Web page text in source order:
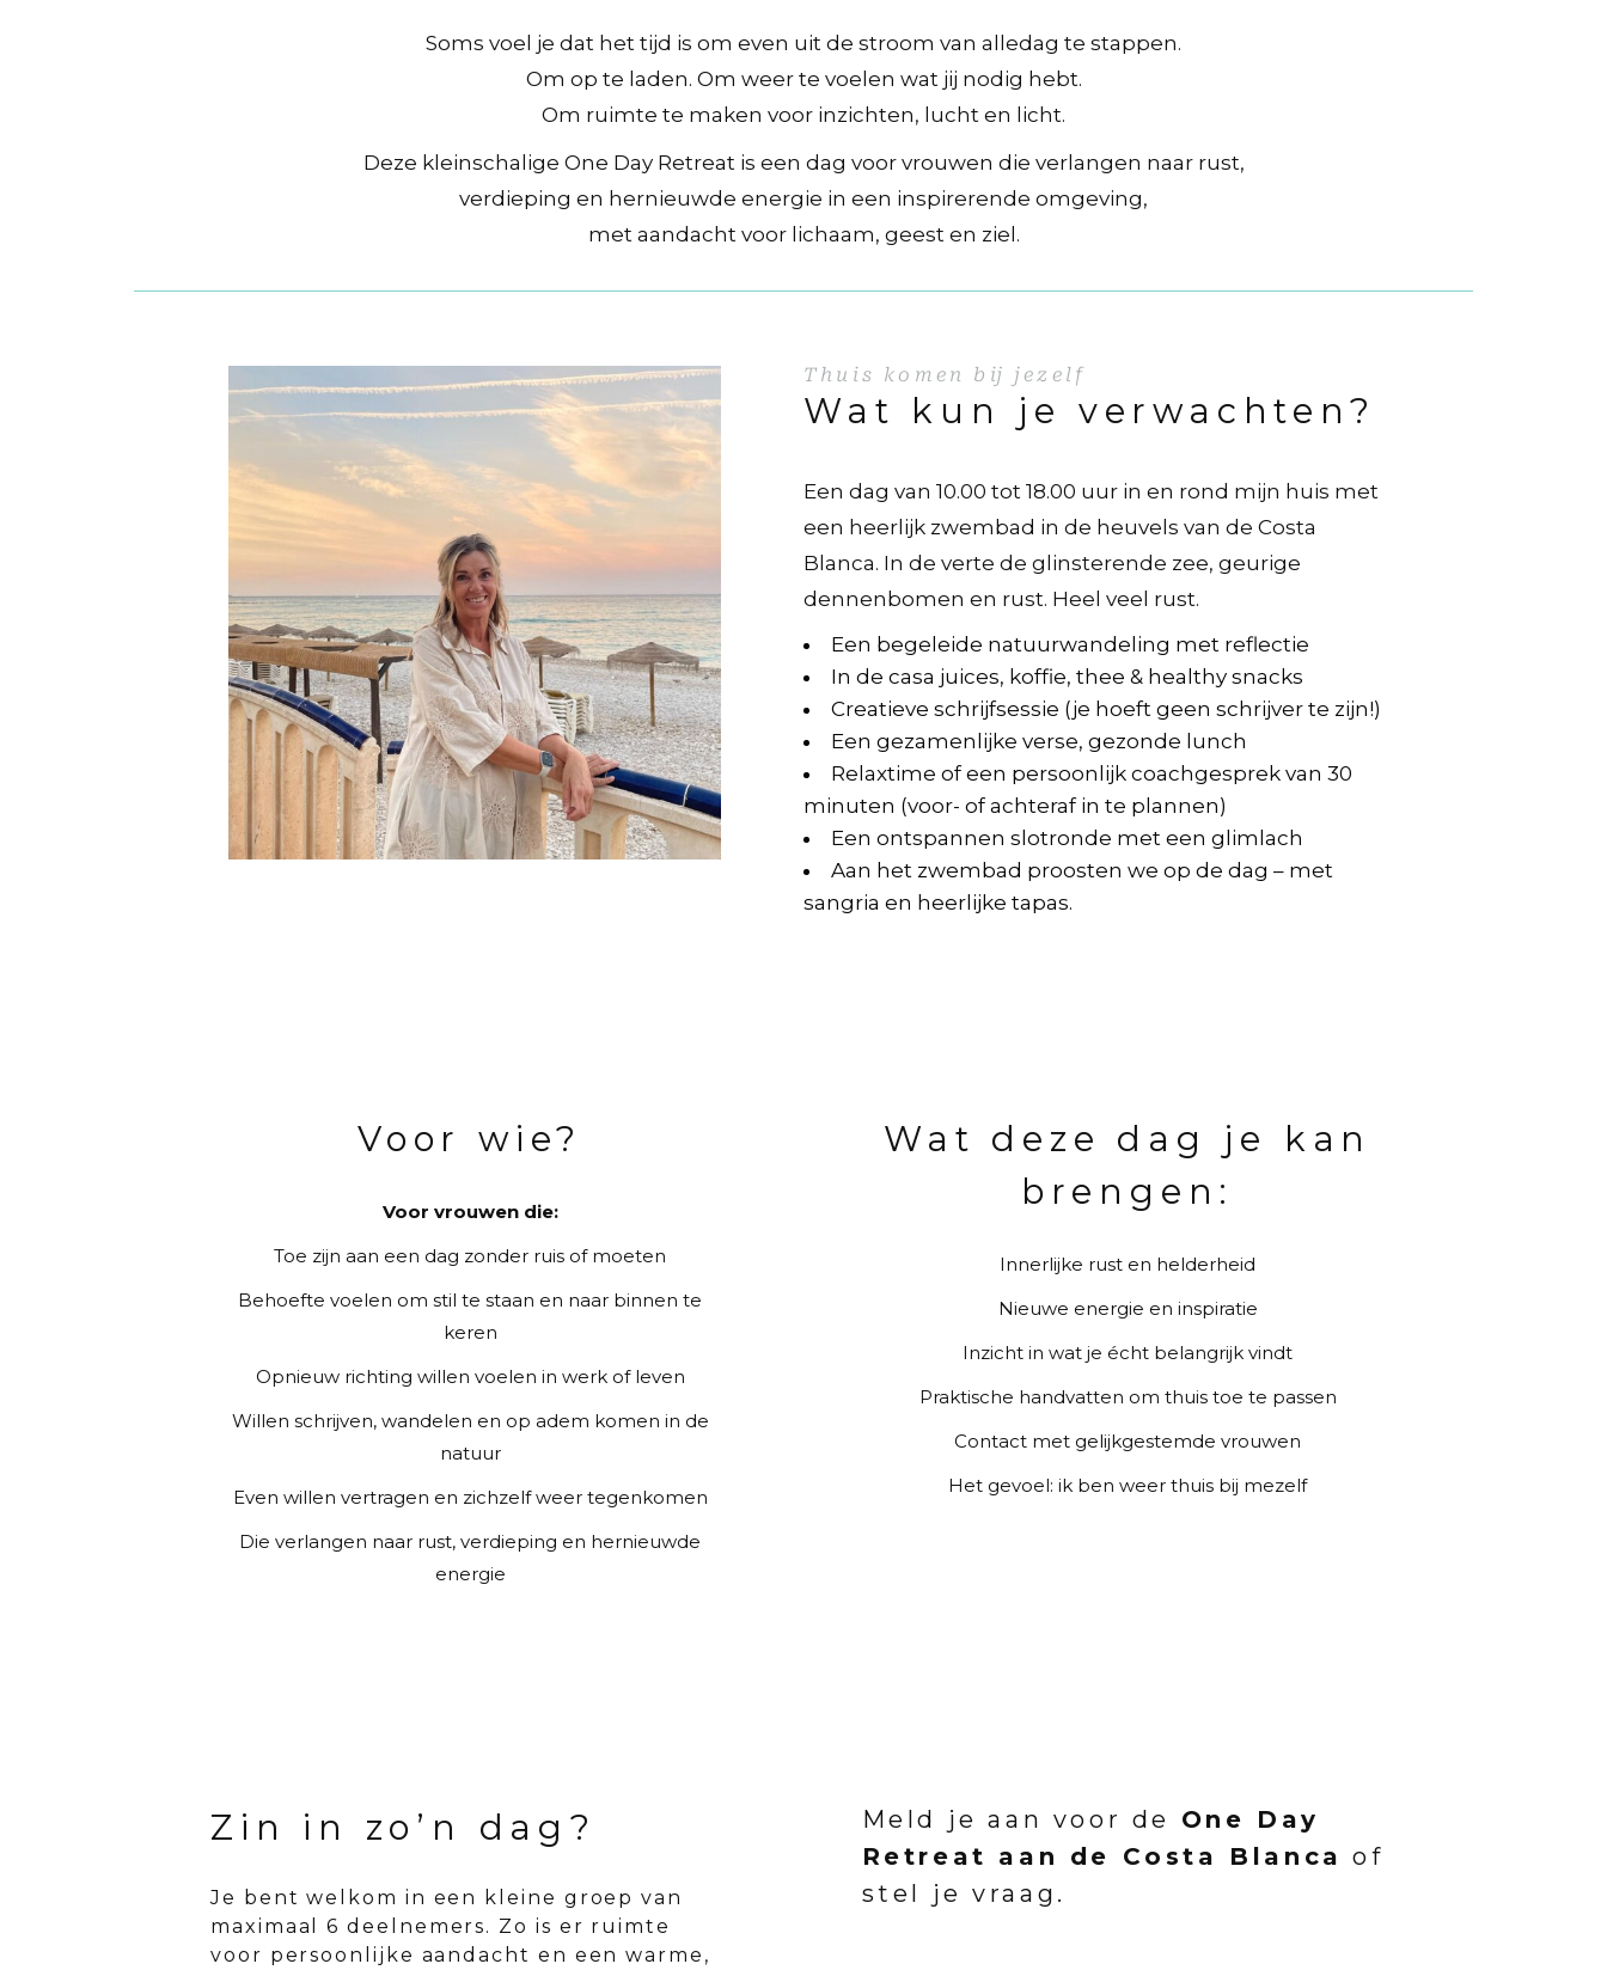
Soms voel je dat het tijd is om even uit de stroom van alledag te stappen.
Om op te laden. Om weer te voelen wat jij nodig hebt.
Om ruimte te maken voor inzichten, lucht en licht.
Deze kleinschalige One Day Retreat is een dag voor vrouwen die verlangen naar rust,
verdieping en hernieuwde energie in een inspirerende omgeving,
met aandacht voor lichaam, geest en ziel.
Thuis komen bij jezelf
Wat kun je verwachten?
Een dag van 10.00 tot 18.00 uur in en rond mijn huis met
een heerlijk zwembad in de heuvels van de Costa
Blanca. In de verte de glinsterende zee, geurige
dennenbomen en rust. Heel veel rust.
Een begeleide natuurwandeling met reflectie
In de casa juices, koffie, thee & healthy snacks
Creatieve schrijfsessie (je hoeft geen schrijver te zijn!)
Een gezamenlijke verse, gezonde lunch
Relaxtime of een persoonlijk coachgesprek van 30
minuten (voor- of achteraf in te plannen)
Een ontspannen slotronde met een glimlach
Aan het zwembad proosten we op de dag – met
sangria en heerlijke tapas.
Voor wie?
Voor vrouwen die:
Toe zijn aan een dag zonder ruis of moeten
Behoefte voelen om stil te staan en naar binnen te
keren
Opnieuw richting willen voelen in werk of leven
Willen schrijven, wandelen en op adem komen in de
natuur
Even willen vertragen en zichzelf weer tegenkomen
Die verlangen naar rust, verdieping en hernieuwde
energie
Wat deze dag je kan
brengen:
Innerlijke rust en helderheid
Nieuwe energie en inspiratie
Inzicht in wat je écht belangrijk vindt
Praktische handvatten om thuis toe te passen
Contact met gelijkgestemde vrouwen
Het gevoel: ik ben weer thuis bij mezelf
Zin in zo’n dag?
Je bent welkom in een kleine groep van
maximaal 6 deelnemers. Zo is er ruimte
voor persoonlijke aandacht en een warme,
Meld je aan voor de One Day
Retreat aan de Costa Blanca of
stel je vraag.